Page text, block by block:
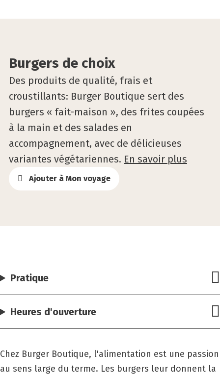
Burgers de choix
Des produits de qualité, frais et
croustillants: Burger Boutique sert des
burgers « fait-maison », des frites coupées
à la main et des salades en
accompagnement, avec de délicieuses
variantes végétariennes. En savoir plus
Ajouter à Mon voyage
Pratique
Heures d'ouverture
Chez Burger Boutique, l'alimentation est une passion
au sens large du terme. Les burgers leur donnent la